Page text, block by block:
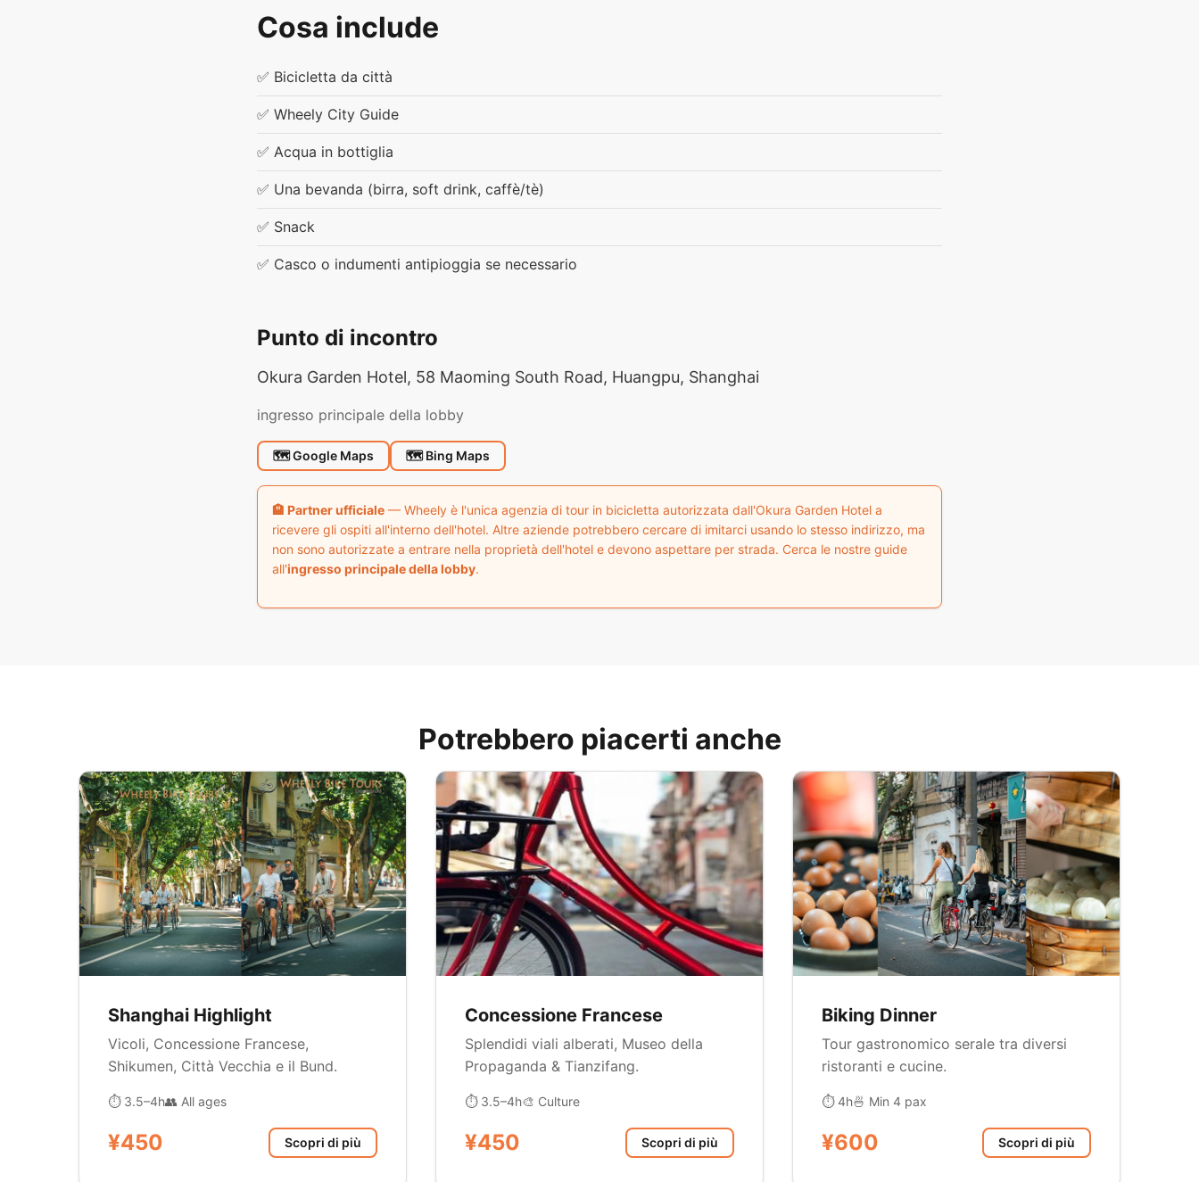
Cosa include
✅ Bicicletta da città
✅ Wheely City Guide
✅ Acqua in bottiglia
✅ Una bevanda (birra, soft drink, caffè/tè)
✅ Snack
✅ Casco o indumenti antipioggia se necessario
Punto di incontro
Okura Garden Hotel, 58 Maoming South Road, Huangpu, Shanghai
ingresso principale della lobby
🗺 Google Maps 🗺 Bing Maps
🏨 Partner ufficiale — Wheely è l'unica agenzia di tour in bicicletta autorizzata dall'Okura Garden Hotel a
ricevere gli ospiti all'interno dell'hotel. Altre aziende potrebbero cercare di imitarci usando lo stesso indirizzo, ma
non sono autorizzate a entrare nella proprietà dell'hotel e devono aspettare per strada. Cerca le nostre guide
all'ingresso principale della lobby.
Potrebbero piacerti anche
Shanghai Highlight
Vicoli, Concessione Francese,
Shikumen, Città Vecchia e il Bund.
⏱ 3.5–4h👥 All ages
¥450 Scopri di più
Concessione Francese
Splendidi viali alberati, Museo della
Propaganda & Tianzifang.
⏱ 3.5–4h🎨 Culture
¥450 Scopri di più
Biking Dinner
Tour gastronomico serale tra diversi
ristoranti e cucine.
⏱ 4h🍜 Min 4 pax
¥600 Scopri di più